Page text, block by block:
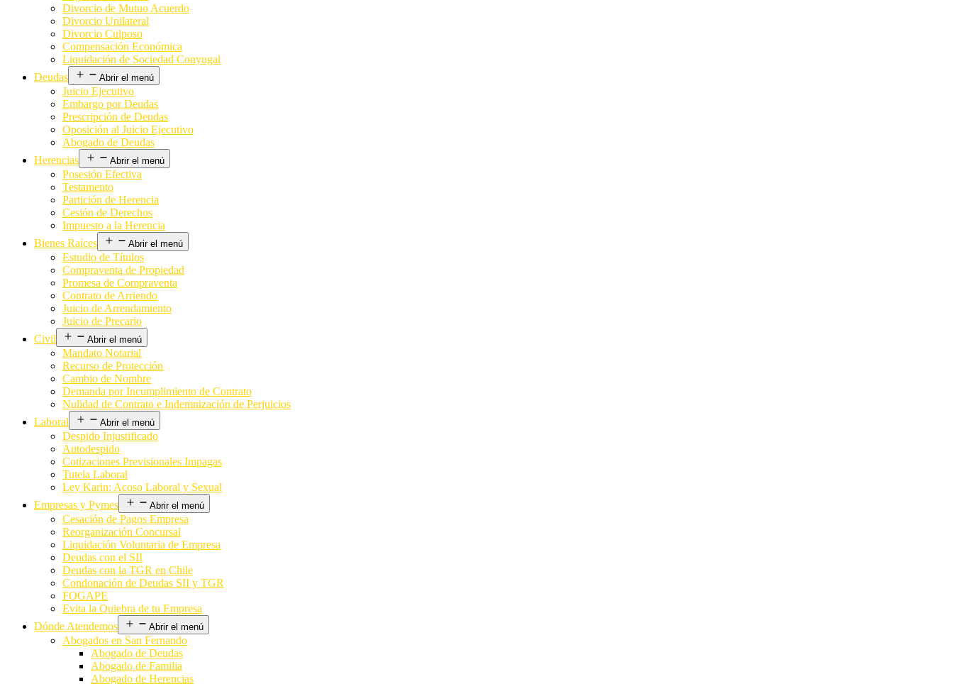
Divorcio de Mutuo Acuerdo
Divorcio Unilateral
Divorcio Culposo
Compensación Económica
Liquidación de Sociedad Conyugal
Deudas
Abrir el menú
Juicio Ejecutivo
Embargo por Deudas
Prescripción de Deudas
Oposición al Juicio Ejecutivo
Abogado de Deudas
Herencias
Abrir el menú
Posesión Efectiva
Testamento
Partición de Herencia
Cesión de Derechos
Impuesto a la Herencia
Bienes Raíces
Abrir el menú
Estudio de Títulos
Compraventa de Propiedad
Promesa de Compraventa
Contrato de Arriendo
Juicio de Arrendamiento
Juicio de Precario
Civil
Abrir el menú
Mandato Notarial
Recurso de Protección
Cambio de Nombre
Demanda por Incumplimiento de Contrato
Nulidad de Contrato e Indemnización de Perjuicios
Laboral
Abrir el menú
Despido Injustificado
Autodespido
Cotizaciones Previsionales Impagas
Tutela Laboral
Ley Karin: Acoso Laboral y Sexual
Empresas y Pymes
Abrir el menú
Cesación de Pagos Empresa
Reorganización Concursal
Liquidación Voluntaria de Empresa
Deudas con el SII
Deudas con la TGR en Chile
Condonación de Deudas SII y TGR
FOGAPE
Evita la Quiebra de tu Empresa
Dónde Atendemos
Abrir el menú
Abogados en San Fernando
Abogado de Deudas
Abogado de Familia
Abogado de Herencias